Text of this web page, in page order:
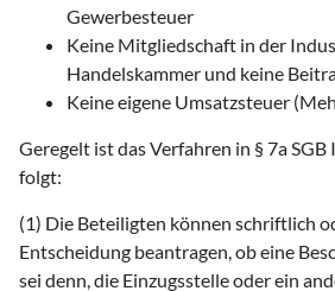
Gewerbesteuer
Keine Mitgliedschaft in der
Handelskammer und keine
Keine eigene Umsatzsteuer
Geregelt ist das Verfahren in § 7a SGB
folgt:
(1) Die Beteiligten können schriftlich
Entscheidung beantragen, ob eine
sei denn, die Einzugsstelle oder ein